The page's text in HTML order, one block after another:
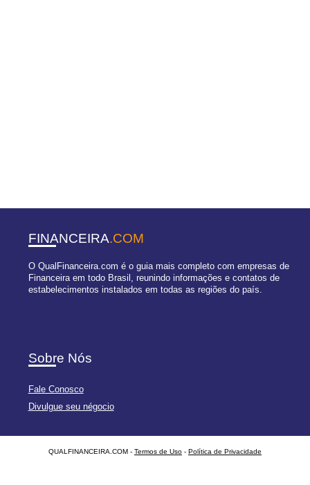
FINANCEIRA.COM
O QualFinanceira.com é o guia mais completo com empresas de
Financeira em todo Brasil, reunindo informações e contatos de
estabelecimentos instalados em todas as regiões do país.
Sobre Nós
Fale Conosco
Divulgue seu négocio
QUALFINANCEIRA.COM - Termos de Uso - Política de Privacidade